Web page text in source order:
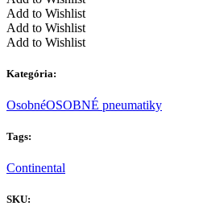
Add to Wishlist
Add to Wishlist
Add to Wishlist
Kategória:
OsobnéOSOBNÉ pneumatiky
Tags:
Continental
SKU: